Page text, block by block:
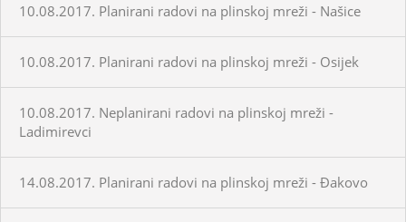
10.08.2017. Planirani radovi na plinskoj mreži - Našice
10.08.2017. Planirani radovi na plinskoj mreži - Osijek
10.08.2017. Neplanirani radovi na plinskoj mreži -
Ladimirevci
14.08.2017. Planirani radovi na plinskoj mreži - Đakovo